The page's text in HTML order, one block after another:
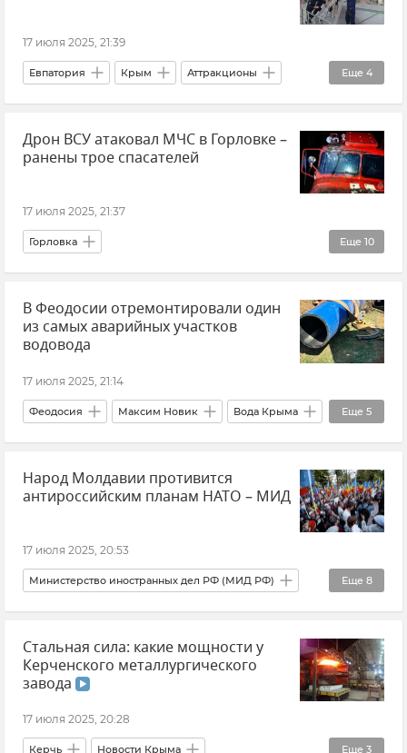
17 июля 2025, 21:39
Еще 4
Евпатория Крым Аттракционы
МЧС Крыма Происшествия
Новости Крыма Общество
Дрон ВСУ атаковал МЧС в Горловке –
ранены трое спасателей
17 июля 2025, 21:37
Еще 10
Горловка
Донецкая Народная Республика (ДНР)
Денис Пушилин
Атаки ВСУ
События в Донбассе
Новости
В Феодосии отремонтировали один
из самых аварийных участков
водовода
17 июля 2025, 21:14
Еще 5
Феодосия Максим Новик Вода Крыма
Водоснабжение Водовод
Вода в Крыму Новости Крыма
Народ Молдавии противится
антироссийским планам НАТО – МИД
17 июля 2025, 20:53
Еще 8
Министерство иностранных дел РФ (МИД РФ)
Мария Захарова Молдавия Россия
Политика Внешняя политика Новости
НАТО
Стальная сила: какие мощности у
Керченского металлургического
завода
17 июля 2025, 20:28
Еще 3
Керчь Новости Крыма